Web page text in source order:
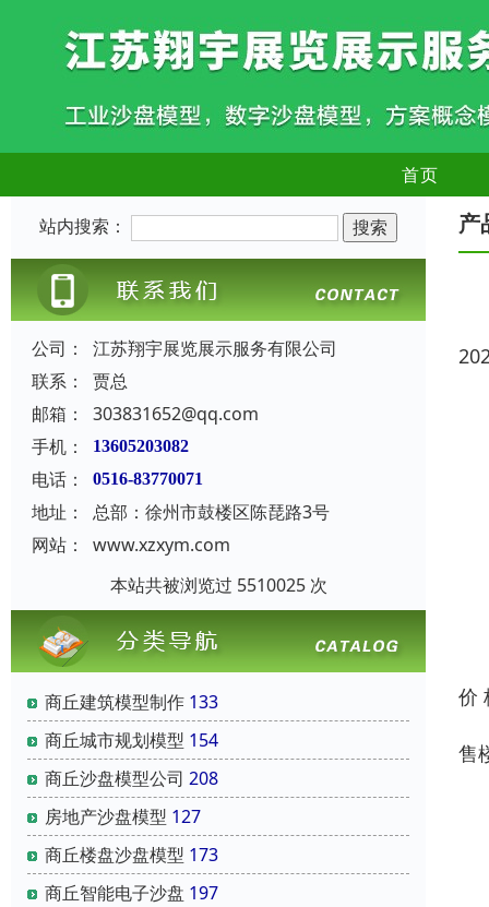
首页
站内搜索：
公司：
江苏翔宇展览展示服务有限公司
联系：
贾总
邮箱：
303831652@qq.com
手机：
13605203082
电话： 0516-83770071
地址：
总部：徐州市鼓楼区陈琵路3号
网站：
www.xzxym.com
本站共被浏览过 5510025 次
商丘建筑模型制作 133
商丘城市规划模型 154
商丘沙盘模型公司 208
房地产沙盘模型 127
商丘楼盘沙盘模型 173
商丘智能电子沙盘 197
产
价
售